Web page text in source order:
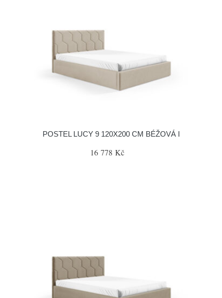
POSTEL LUCY 9 120X200 CM BÉŽOVÁ I
16 778 Kč